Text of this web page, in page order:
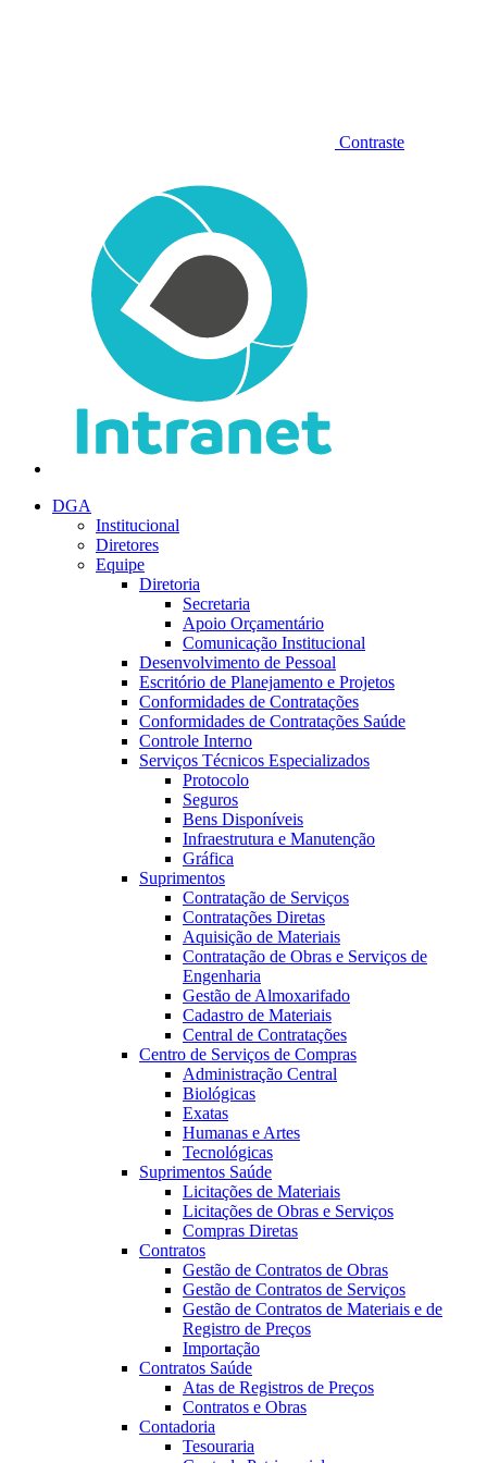
Contraste
DGA
Institucional
Diretores
Equipe
Diretoria
Secretaria
Apoio Orçamentário
Comunicação Institucional
Desenvolvimento de Pessoal
Escritório de Planejamento e Projetos
Conformidades de Contratações
Conformidades de Contratações Saúde
Controle Interno
Serviços Técnicos Especializados
Protocolo
Seguros
Bens Disponíveis
Infraestrutura e Manutenção
Gráfica
Suprimentos
Contratação de Serviços
Contratações Diretas
Aquisição de Materiais
Contratação de Obras e Serviços de
Engenharia
Gestão de Almoxarifado
Cadastro de Materiais
Central de Contratações
Centro de Serviços de Compras
Administração Central
Biológicas
Exatas
Humanas e Artes
Tecnológicas
Suprimentos Saúde
Licitações de Materiais
Licitações de Obras e Serviços
Compras Diretas
Contratos
Gestão de Contratos de Obras
Gestão de Contratos de Serviços
Gestão de Contratos de Materiais e de
Registro de Preços
Importação
Contratos Saúde
Atas de Registros de Preços
Contratos e Obras
Contadoria
Tesouraria